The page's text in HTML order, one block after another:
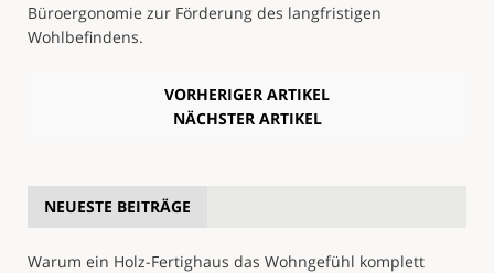
Büroergonomie zur Förderung des langfristigen
Wohlbefindens.
VORHERIGER ARTIKEL
NÄCHSTER ARTIKEL
NEUESTE BEITRÄGE
Warum ein Holz-Fertighaus das Wohngefühl komplett